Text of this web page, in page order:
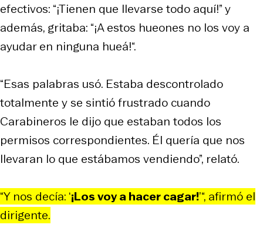
efectivos: “¡Tienen que llevarse todo aquí!” y
además, gritaba: “¡A estos hueones no los voy a
ayudar en ninguna hueá!“.
“Esas palabras usó. Estaba descontrolado
totalmente y se sintió frustrado cuando
Carabineros le dijo que estaban todos los
permisos correspondientes. Él quería que nos
llevaran lo que estábamos vendiendo”, relató.
“Y nos decía: ‘¡Los voy a hacer cagar!’“, afirmó el
dirigente.